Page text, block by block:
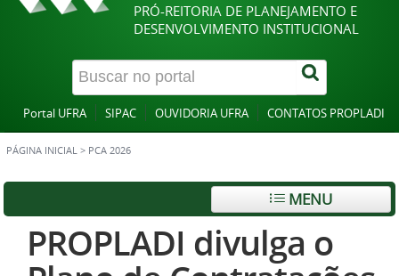
PRÓ-REITORIA DE PLANEJAMENTO E
DESENVOLVIMENTO INSTITUCIONAL
Portal UFRA SIPAC OUVIDORIA UFRA CONTATOS PROPLADI
PÁGINA INICIAL > PCA 2026
MENU
PROPLADI divulga o